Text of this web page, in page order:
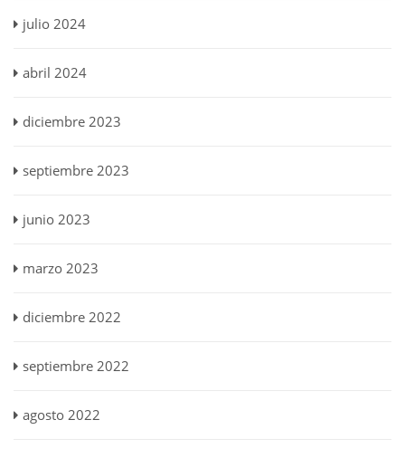
julio 2024
abril 2024
diciembre 2023
septiembre 2023
junio 2023
marzo 2023
diciembre 2022
septiembre 2022
agosto 2022